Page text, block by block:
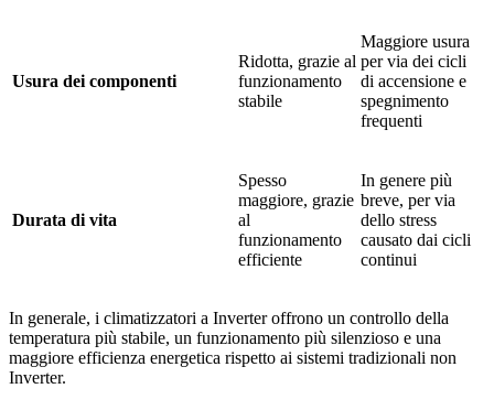
Usura dei componenti
Ridotta, grazie al
funzionamento
stabile
Maggiore usura
per via dei cicli
di accensione e
spegnimento
frequenti
Durata di vita
Spesso
maggiore, grazie
al
funzionamento
efficiente
In genere più
breve, per via
dello stress
causato dai cicli
continui
In generale, i climatizzatori a Inverter offrono un controllo della
temperatura più stabile, un funzionamento più silenzioso e una
maggiore efficienza energetica rispetto ai sistemi tradizionali non
Inverter.